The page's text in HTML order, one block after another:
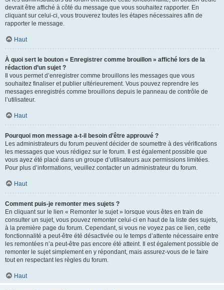
devrait être affiché à côté du message que vous souhaitez rapporter. En
cliquant sur celui-ci, vous trouverez toutes les étapes nécessaires afin de
rapporter le message.
Haut
À quoi sert le bouton « Enregistrer comme brouillon » affiché lors de la
rédaction d’un sujet ?
Il vous permet d’enregistrer comme brouillons les messages que vous
souhaitez finaliser et publier ultérieurement. Vous pouvez reprendre les
messages enregistrés comme brouillons depuis le panneau de contrôle de
l’utilisateur.
Haut
Pourquoi mon message a-t-il besoin d’être approuvé ?
Les administrateurs du forum peuvent décider de soumettre à des vérifications
les messages que vous rédigez sur le forum. Il est également possible que
vous ayez été placé dans un groupe d’utilisateurs aux permissions limitées.
Pour plus d’informations, veuillez contacter un administrateur du forum.
Haut
Comment puis-je remonter mes sujets ?
En cliquant sur le lien « Remonter le sujet » lorsque vous êtes en train de
consulter un sujet, vous pouvez remonter celui-ci en haut de la liste des sujets,
à la première page du forum. Cependant, si vous ne voyez pas ce lien, cette
fonctionnalité a peut-être été désactivée ou le temps d’attente nécessaire entre
les remontées n’a peut-être pas encore été atteint. Il est également possible de
remonter le sujet simplement en y répondant, mais assurez-vous de le faire
tout en respectant les règles du forum.
Haut